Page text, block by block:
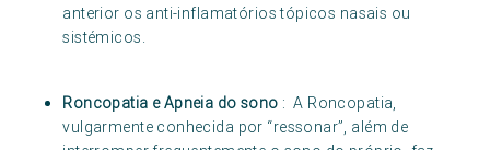
anterior os anti-inflamatórios tópicos nasais ou
sistémicos.
Roncopatia e Apneia do sono : A Roncopatia,
vulgarmente conhecida por “ressonar”, além de